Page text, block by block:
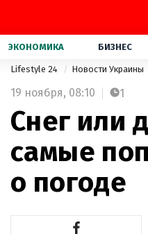
ЭКОНОМИКА БИЗНЕС
Lifestyle 24 Новости Украины
19 ноября, 08:10 1
Снег или
самые
о погоде